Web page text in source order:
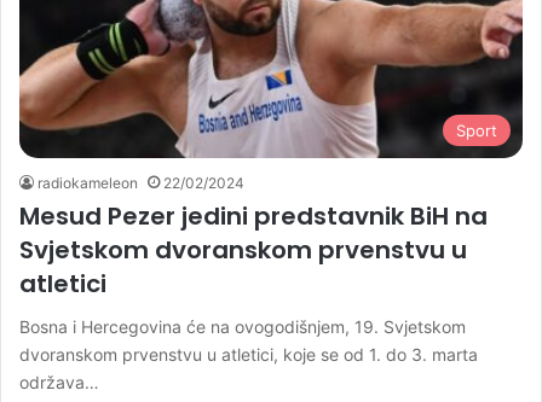
Sport
radiokameleon 22/02/2024
Mesud Pezer jedini predstavnik BiH na
Svjetskom dvoranskom prvenstvu u
atletici
Bosna i Hercegovina će na ovogodišnjem, 19. Svjetskom
dvoranskom prvenstvu u atletici, koje se od 1. do 3. marta
održava…